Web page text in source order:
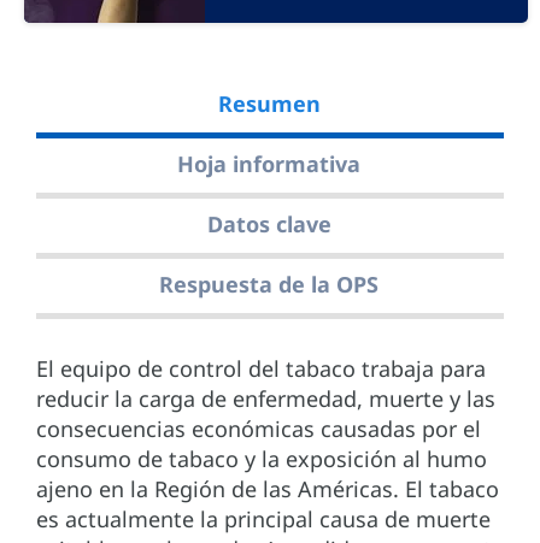
Resumen
Hoja informativa
Datos clave
Respuesta de la OPS
El equipo de control del tabaco trabaja para
reducir la carga de enfermedad, muerte y las
consecuencias económicas causadas por el
consumo de tabaco y la exposición al humo
ajeno en la Región de las Américas. El tabaco
es actualmente la principal causa de muerte